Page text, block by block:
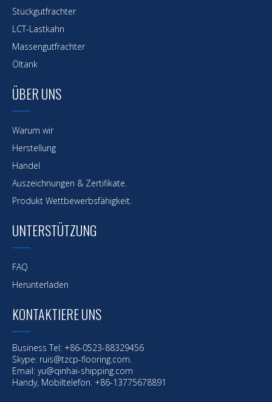
Stückgutfrachter
LCT-Lastkahn
Massengutfrachter
Öltank
ÜBER UNS
Warum wir
Herstellung
Handel
Auszeichnungen & Zertifikate.
Produkt Wettbewerbsfähigkeit.
UNTERSTÜTZUNG
FAQ
Herunterladen
KONTAKTIERE UNS
Business Tel: +86-0523-88329456
Skype: ruis@tzcp-flooring.com.
Email: yu@qinhai-shipping.com
Handy, Mobiltelefon. +86-13775678891